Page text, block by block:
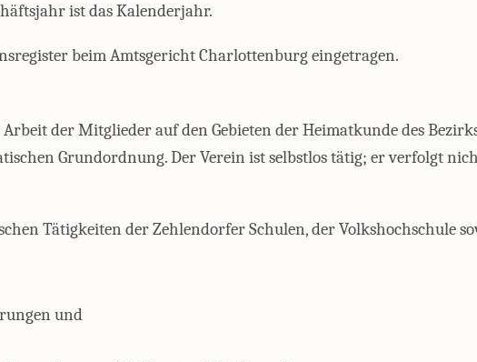
ist das Kalenderjahr.
beim Amtsgericht Charlottenburg eingetragen.
der Mitglieder auf den Gebieten der Heimatkunde des
Grundordnung. Der Verein ist selbstlos tätig; er verfolgt
Tätigkeiten der Zehlendorfer Schulen, der Volkshochschule
und